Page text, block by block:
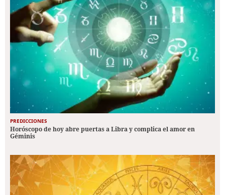
PREDICCIONES
Horóscopo de hoy abre puertas a Libra y complica el amor en
Géminis